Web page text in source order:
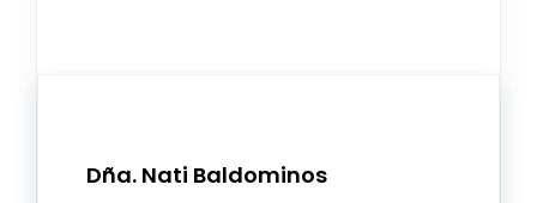
Dña. Nati Baldominos